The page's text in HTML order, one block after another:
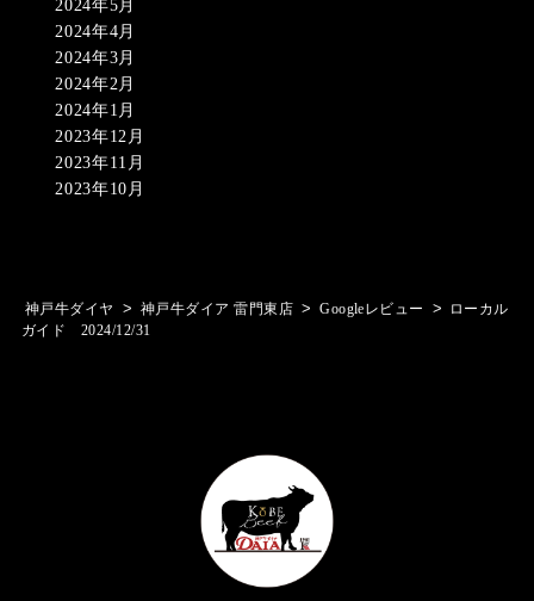
2024年5月
2024年4月
2024年3月
2024年2月
2024年1月
2023年12月
2023年11月
2023年10月
神戸牛ダイヤ > 神戸牛ダイア 雷門東店 > Googleレビュー >
ローカル
ガイド 2024/12/31